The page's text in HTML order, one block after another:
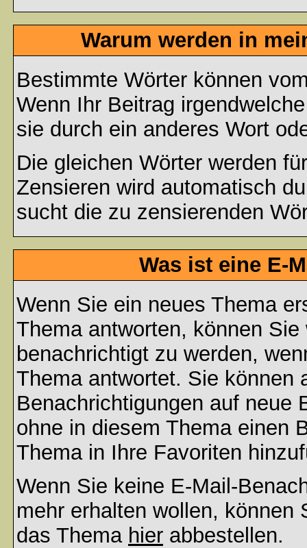
Warum werden in
Bestimmte Wörter können
Wenn Ihr Beitrag
sie durch ein anderes Wort
Die gleichen Wörter werden
Zensieren wird automatisch
sucht die zu zensierenden
Was ist eine E-
Wenn Sie ein neues Thema
Thema antworten, können
benachrichtigt zu werden,
Thema antwortet. Sie können
Benachrichtigungen auf neue
ohne in diesem Thema einen
Thema in Ihre Favoriten
Wenn Sie keine E-Mail-
mehr erhalten wollen,
das Thema hier abbestellen.